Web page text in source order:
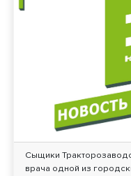
Сыщики
врача одной из